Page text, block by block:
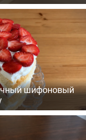
шифоновый